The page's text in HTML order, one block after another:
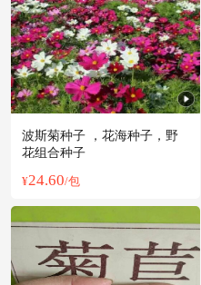
波斯菊种子 ，花海种子，野
花组合种子
¥24.60/包